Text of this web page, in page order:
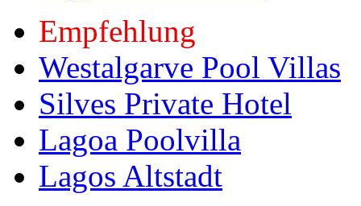
Empfehlung
Westalgarve Pool Villas
Silves Private Hotel
Lagoa Poolvilla
Lagos Altstadt